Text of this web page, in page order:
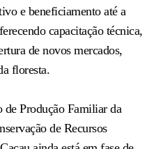
e beneficiamento até a
capacitação técnica,
de novos mercados,
floresta.
Produção Familiar da
de Recursos